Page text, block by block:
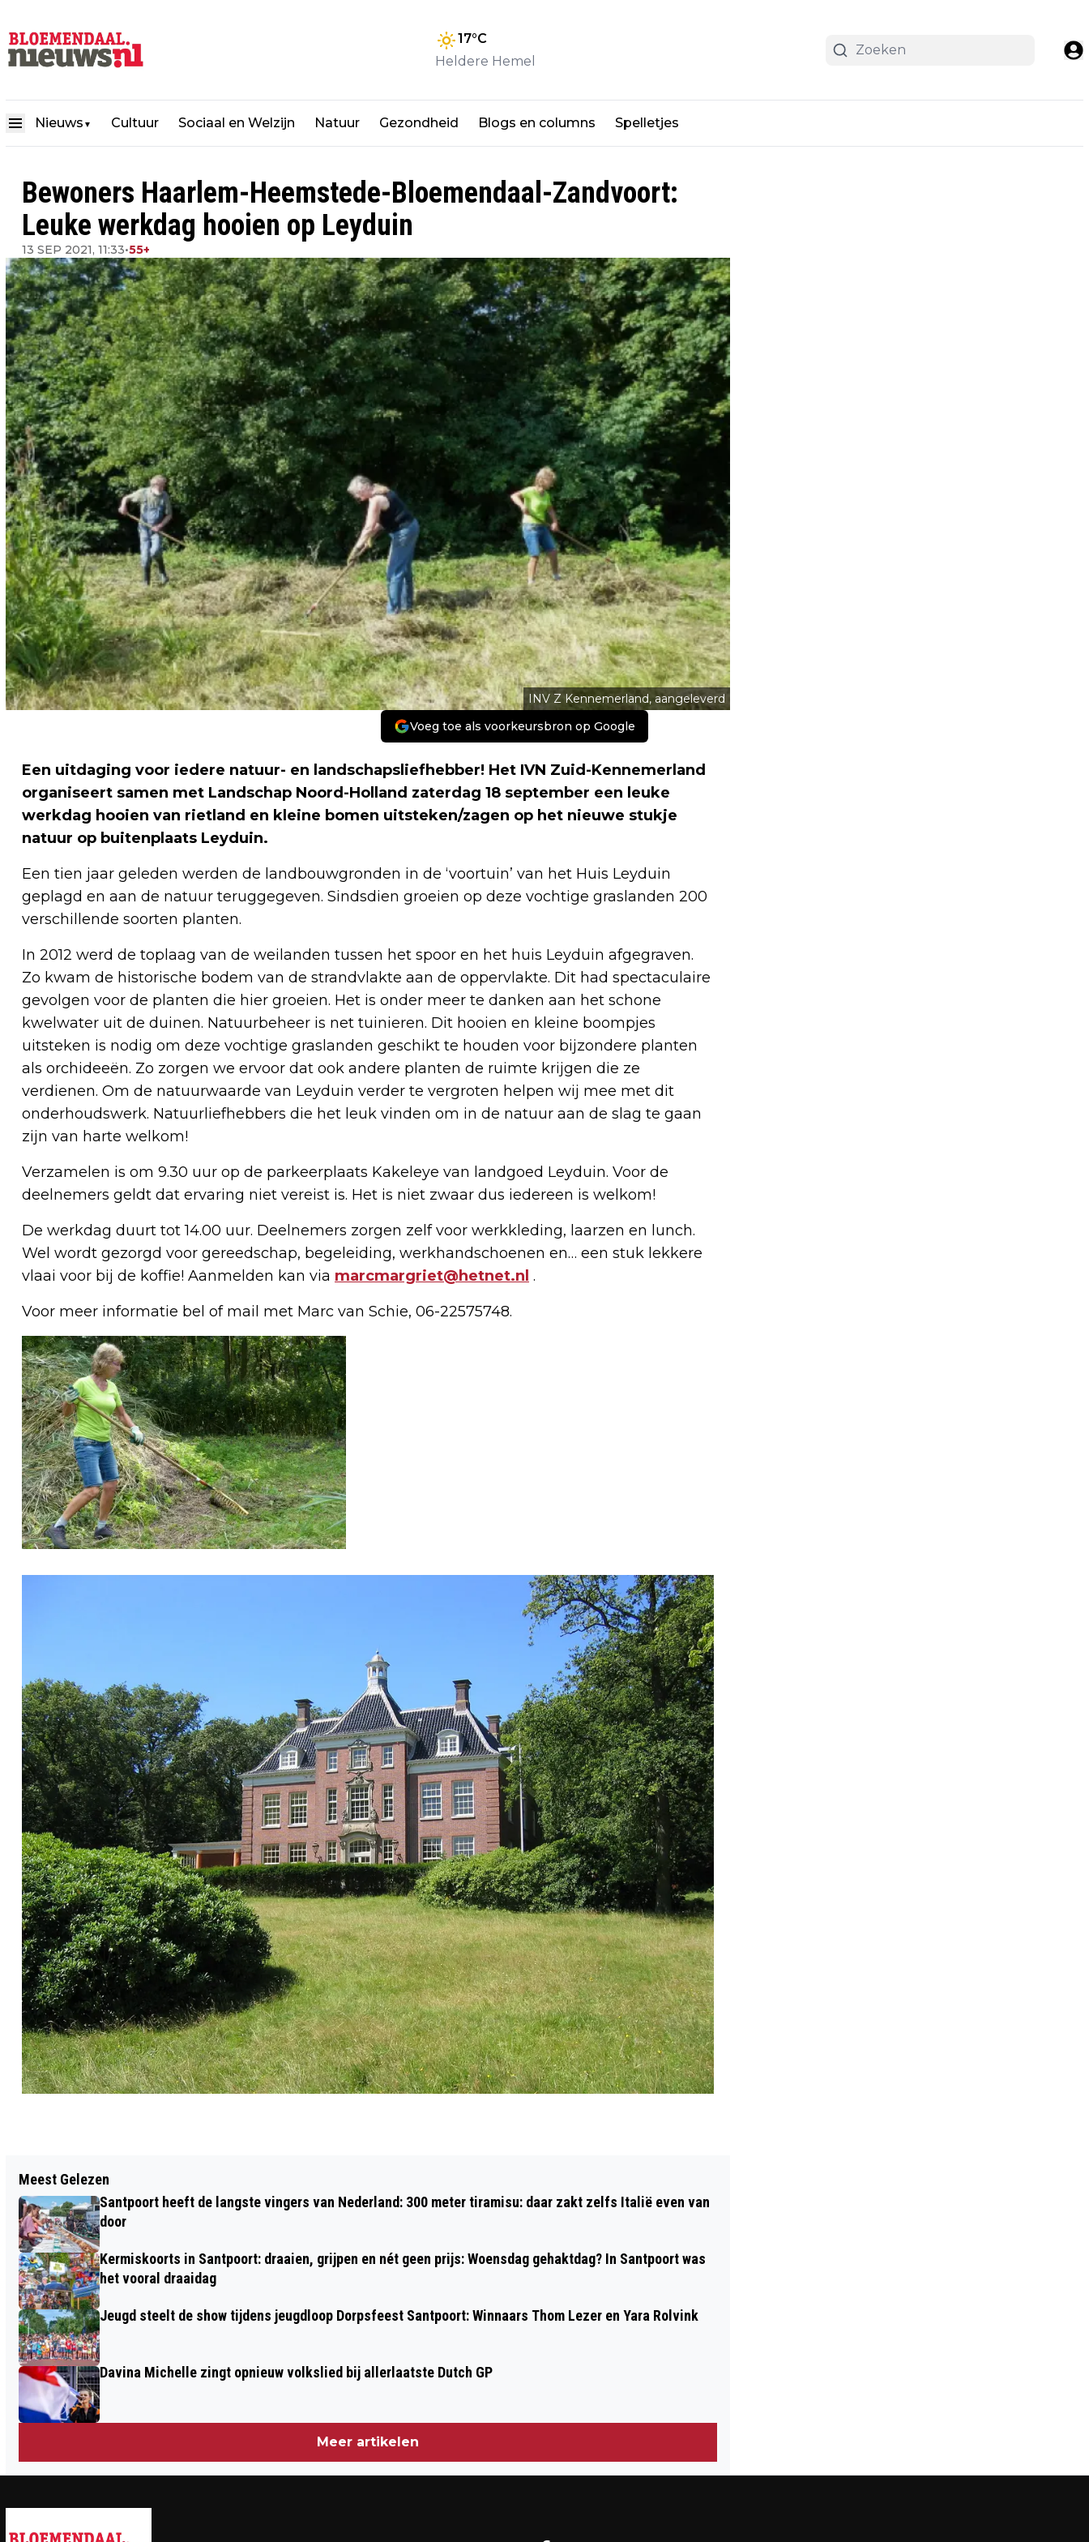
17°C
Heldere Hemel
Nieuws ▼ Cultuur Sociaal en Welzijn Natuur Gezondheid Blogs en columns Spelletjes
Bewoners Haarlem-Heemstede-Bloemendaal-Zandvoort:
Leuke werkdag hooien op Leyduin
13 SEP 2021, 11:33•55+
INV Z Kennemerland, aangeleverd
Voeg toe als voorkeursbron op Google
Een uitdaging voor iedere natuur- en landschapsliefhebber! Het IVN Zuid-Kennemerland
organiseert samen met Landschap Noord-Holland zaterdag 18 september een leuke
werkdag hooien van rietland en kleine bomen uitsteken/zagen op het nieuwe stukje
natuur op buitenplaats Leyduin.
Een tien jaar geleden werden de landbouwgronden in de ‘voortuin’ van het Huis Leyduin
geplagd en aan de natuur teruggegeven. Sindsdien groeien op deze vochtige graslanden 200
verschillende soorten planten.
In 2012 werd de toplaag van de weilanden tussen het spoor en het huis Leyduin afgegraven.
Zo kwam de historische bodem van de strandvlakte aan de oppervlakte. Dit had spectaculaire
gevolgen voor de planten die hier groeien. Het is onder meer te danken aan het schone
kwelwater uit de duinen. Natuurbeheer is net tuinieren. Dit hooien en kleine boompjes
uitsteken is nodig om deze vochtige graslanden geschikt te houden voor bijzondere planten
als orchideeën. Zo zorgen we ervoor dat ook andere planten de ruimte krijgen die ze
verdienen. Om de natuurwaarde van Leyduin verder te vergroten helpen wij mee met dit
onderhoudswerk. Natuurliefhebbers die het leuk vinden om in de natuur aan de slag te gaan
zijn van harte welkom!
Verzamelen is om 9.30 uur op de parkeerplaats Kakeleye van landgoed Leyduin. Voor de
deelnemers geldt dat ervaring niet vereist is. Het is niet zwaar dus iedereen is welkom!
De werkdag duurt tot 14.00 uur. Deelnemers zorgen zelf voor werkkleding, laarzen en lunch.
Wel wordt gezorgd voor gereedschap, begeleiding, werkhandschoenen en… een stuk lekkere
vlaai voor bij de koffie! Aanmelden kan via marcmargriet@hetnet.nl .
Voor meer informatie bel of mail met Marc van Schie, 06-22575748.
WHEN AUTUMN APPROACHES:
WAARDEER WAT WE HEBBEN
KENNEMERLAND SNELSTE VAN
Meest Gelezen
Santpoort heeft de langste vingers van Nederland: 300 meter tiramisu: daar zakt zelfs Italië even van
door
Kermiskoorts in Santpoort: draaien, grijpen en nét geen prijs: Woensdag gehaktdag? In Santpoort was
het vooral draaidag
Jeugd steelt de show tijdens jeugdloop Dorpsfeest Santpoort: Winnaars Thom Lezer en Yara Rolvink
Davina Michelle zingt opnieuw volkslied bij allerlaatste Dutch GP
Meer artikelen